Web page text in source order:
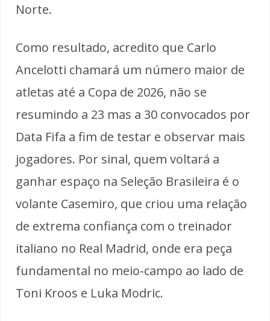
Norte.
Como resultado, acredito que Carlo
Ancelotti chamará um número maior de
atletas até a Copa de 2026, não se
resumindo a 23 mas a 30 convocados por
Data Fifa a fim de testar e observar mais
jogadores. Por sinal, quem voltará a
ganhar espaço na Seleção Brasileira é o
volante Casemiro, que criou uma relação
de extrema confiança com o treinador
italiano no Real Madrid, onde era peça
fundamental no meio-campo ao lado de
Toni Kroos e Luka Modric.